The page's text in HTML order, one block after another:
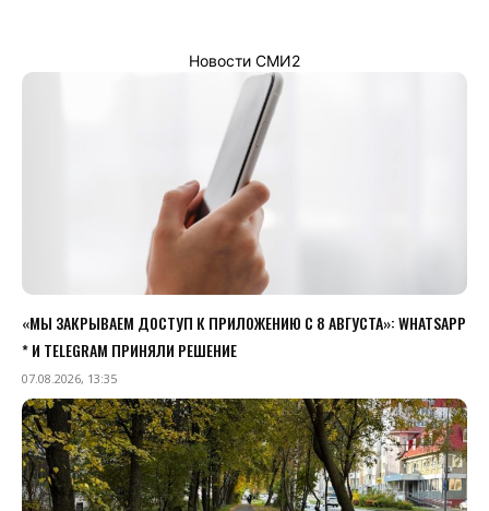
Новости СМИ2
«МЫ ЗАКРЫВАЕМ ДОСТУП К ПРИЛОЖЕНИЮ C 8 АВГУСТА»: WHATSAPP
* И TELEGRAM ПРИНЯЛИ РЕШЕНИЕ
07.08.2026, 13:35